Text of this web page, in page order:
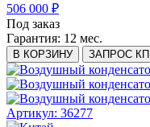
506 000 ₽
Под заказ
Гарантия: 12 мес.
В КОРЗИНУ ЗАПРОС КП
Артикул: 36277